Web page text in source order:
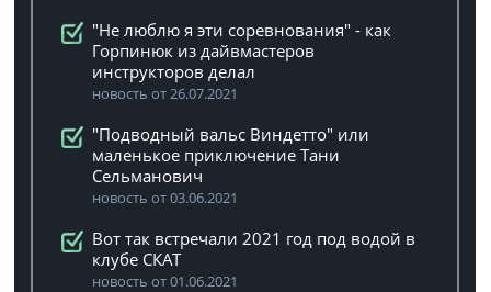
"Не люблю я эти соревнования" - как
Горпинюк из дайвмастеров
инструкторов делал
новость от 26.07.2021
"Подводный вальс Виндетто" или
маленькое приключение Тани
Сельманович
новость от 03.06.2021
Вот так встречали 2021 год под водой в
клубе СКАТ
новость от 01.06.2021